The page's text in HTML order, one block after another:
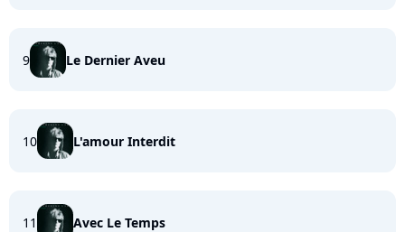
9 Le Dernier Aveu
10 L'amour Interdit
11 Avec Le Temps